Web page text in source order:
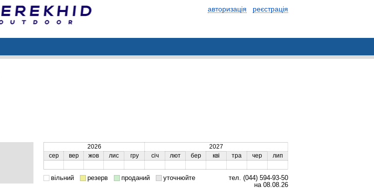
авторизація реєстрація
2026
2027
сер
вер жов лис гру січ лют бер кві тра чер лип
вільний резерв проданий уточнюйте
тел. (044) 594-93-50
на 08.08.26